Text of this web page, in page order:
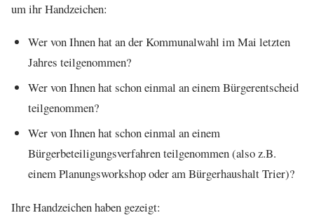
um ihr Handzeichen:
Wer von Ihnen hat an der Kommunalwahl im Mai letzten
Jahres teilgenommen?
Wer von Ihnen hat schon einmal an einem Bürgerentscheid
teilgenommen?
Wer von Ihnen hat schon einmal an einem
Bürgerbeteiligungsverfahren teilgenommen (also z.B.
einem Planungsworkshop oder am Bürgerhaushalt Trier)?
Ihre Handzeichen haben gezeigt: